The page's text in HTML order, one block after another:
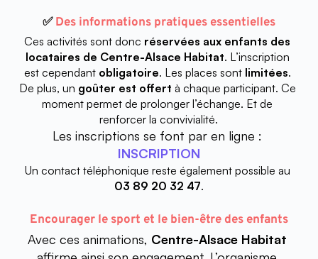
✅ Des informations pratiques essentielles
Ces activités sont donc réservées aux enfants des
locataires de Centre-Alsace Habitat. L’inscription
est cependant obligatoire. Les places sont limitées.
De plus, un goûter est offert à chaque participant. Ce
moment permet de prolonger l’échange. Et de
renforcer la convivialité.
INSCRIPTION
03 89 20 32 47.
Encourager le sport et le bien-être des enfants
Avec ces animations, Centre-Alsace Habitat